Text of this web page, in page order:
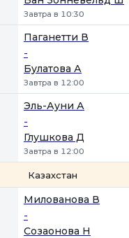
Завтра в 10:30
Паганетти В
-
Булатова А
Завтра в 12:00
Эль-Ауни А
-
Глушкова Д
Завтра в 12:00
Казахстан
Милованова В
-
Созаонова Н